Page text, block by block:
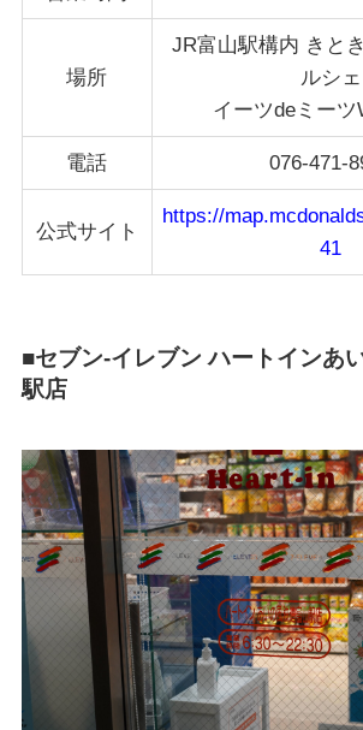
場所
JR富山駅構内 きと
ルシェ
イーツdeミーツ
電話 076-471-
公式サイト
https://
41
■セブン-イレブン ハートインあ
駅店